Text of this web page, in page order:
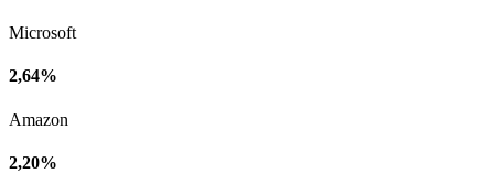
Microsoft
2,64%
Amazon
2,20%